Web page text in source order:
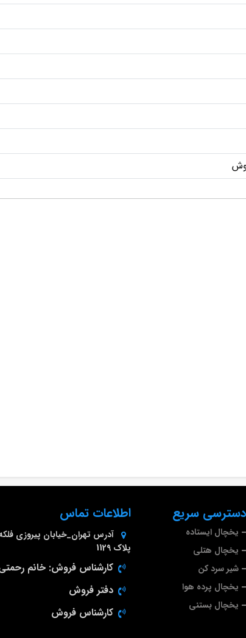
دسترسی سریع
یخچال ایستاده
یخچال هتلی
شیر سرد کن
یخچال پرده هوا
یخچال بستنی
اطلاعات تماس
آدرس تهران_خیابان پیروزی
پلاک 1129
کارشناس فروش: خانم
دفتر فروش
کارشناس فروش